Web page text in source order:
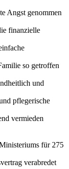
Angst genommen
finanzielle
so getroffen
und
pflegerische
vermieden
für 275
verabredet